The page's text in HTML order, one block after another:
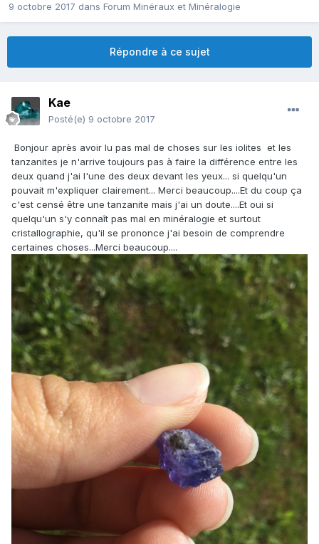
9 octobre 2017 dans Forum Minéraux et Minéralogie
Répondre à ce sujet
Kae
Posté(e) 9 octobre 2017
Bonjour après avoir lu pas mal de choses sur les iolites et les
tanzanites je n'arrive toujours pas à faire la différence entre les
deux quand j'ai l'une des deux devant les yeux... si quelqu'un
pouvait m'expliquer clairement... Merci beaucoup....Et du coup ça
c'est censé être une tanzanite mais j'ai un doute....Et oui si
quelqu'un s'y connaît pas mal en minéralogie et surtout
cristallographie, qu'il se prononce j'ai besoin de comprendre
certaines choses...Merci beaucoup....